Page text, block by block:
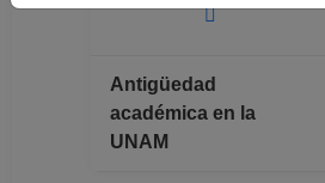
Antigüedad
académica en la
UNAM